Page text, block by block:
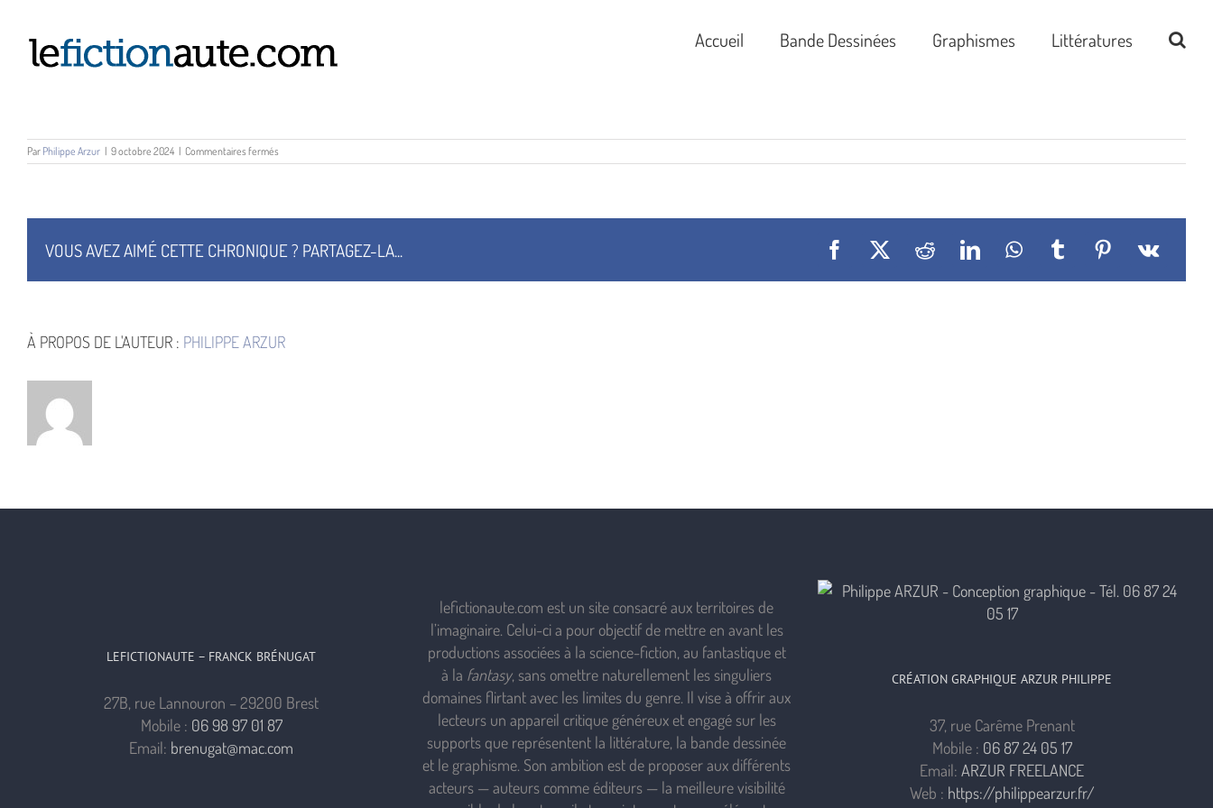
contenu
Accueil Bande Dessinées Graphismes Littératures
Par Philippe Arzur | 9 octobre 2024 | Commentaires ferméssur
Hellboy
VOUS AVEZ AIMÉ CETTE CHRONIQUE ? PARTAGEZ-LA... Facebook
X RedditLinkedInWhatsApp
TumblrPinterest
Vk
À PROPOS DE L'AUTEUR : PHILIPPE ARZUR
LEFICTIONAUTE – FRANCK BRÉNUGAT
27B, rue Lannouron – 29200 Brest
Mobile : 06 98 97 01 87
Email: brenugat@mac.com
lefictionaute.com est un site consacré aux territoires de
l’imaginaire. Celui-ci a pour objectif de mettre en avant les
productions associées à la science-fiction, au fantastique et
à la fantasy, sans omettre naturellement les singuliers
domaines flirtant avec les limites du genre. Il vise à offrir aux
lecteurs un appareil critique généreux et engagé sur les
supports que représentent la littérature, la bande dessinée
et le graphisme. Son ambition est de proposer aux différents
acteurs — auteurs comme éditeurs — la meilleure visibilité
CRÉATION GRAPHIQUE ARZUR PHILIPPE
37, rue Carême Prenant
Mobile : 06 87 24 05 17
Email: ARZUR FREELANCE
Web : https://philippearzur.fr/